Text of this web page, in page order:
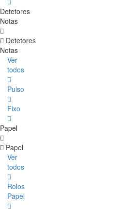
Detetores
Notas
Detetores
Notas
Ver
todos
Pulso
Fixo
Papel
Papel
Ver
todos
Rolos
Papel